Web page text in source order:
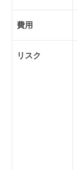
費用
リスク